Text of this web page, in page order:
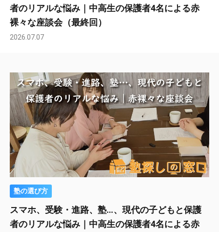
者のリアルな悩み｜中高生の保護者4名による赤
裸々な座談会（最終回）
2026.07.07
塾の選び方
スマホ、受験・進路、塾…、現代の子どもと保護
者のリアルな悩み｜中高生の保護者4名による赤